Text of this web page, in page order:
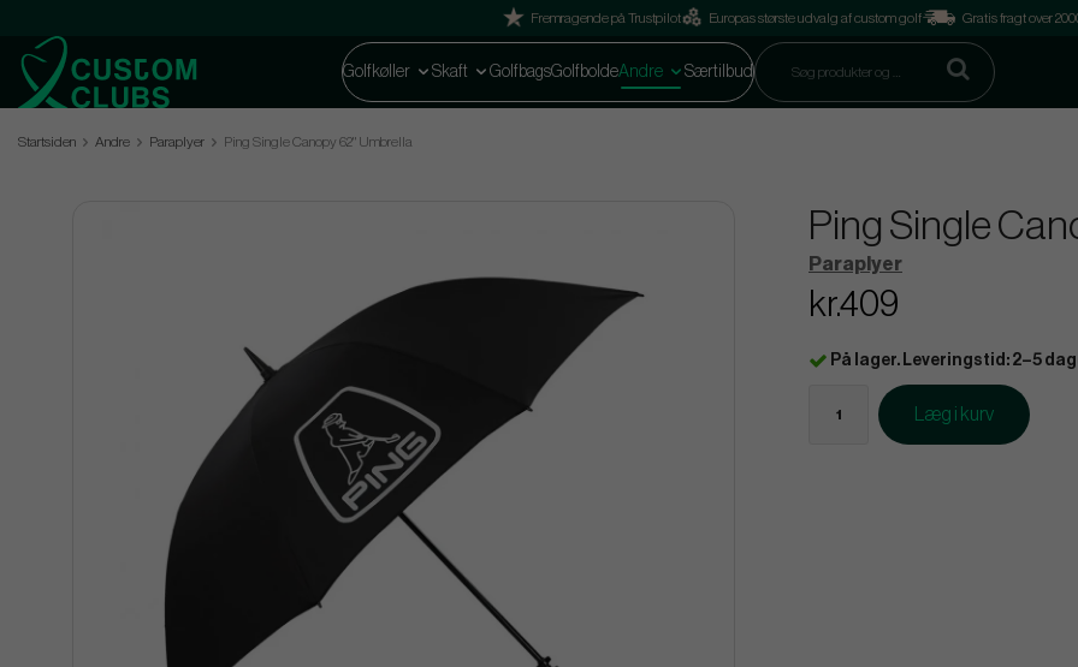
Fremragende på Trustpilot Europas største udvalg af custom golf Gratis fragt over
Golfkøller Skaft GolfbagsGolfboldeAndre Særtilbud
Startsiden Andre Paraplyer Ping Single Canopy 62" Umbrella
Ping Single
Paraplyer
kr.409
På lager. Leveringstid: 2–5
Læg i kurv